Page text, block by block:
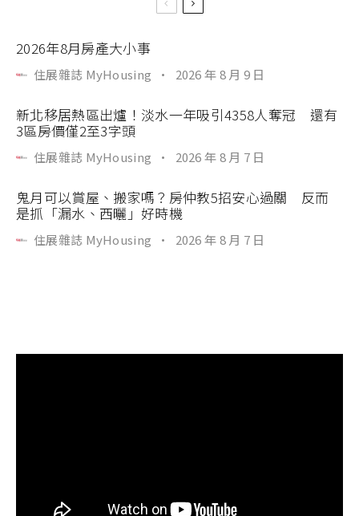
2026年8月房產大小事
住展雜誌 MyHousing · 2026 年 8 月 9 日
新北移居熱區出爐！淡水一年吸引4358人奪冠 還有
3區房價僅2至3字頭
住展雜誌 MyHousing · 2026 年 8 月 7 日
鬼月可以賞屋、搬家嗎？房仲教5招安心過關 反而
是抓「漏水、西曬」好時機
住展雜誌 MyHousing · 2026 年 8 月 7 日